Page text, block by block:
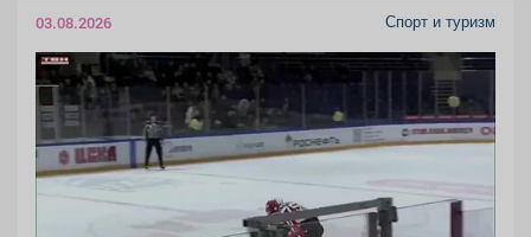
03.08.2026 Спорт и туризм